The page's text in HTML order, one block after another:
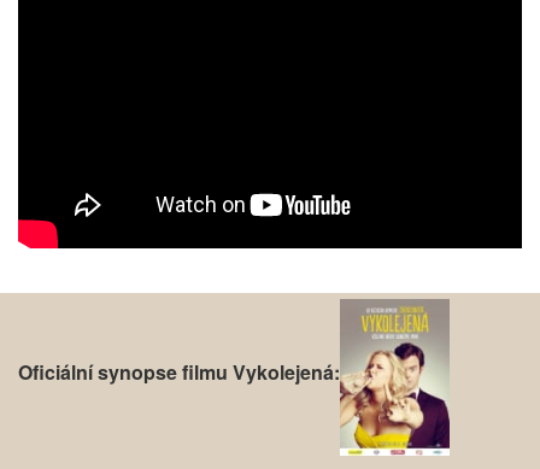
Oficiální synopse filmu Vykolejená: